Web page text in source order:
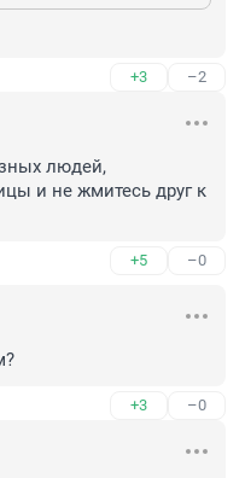
+3 –2
людей,
и не жмитесь друг к
+5 –0
+3 –0